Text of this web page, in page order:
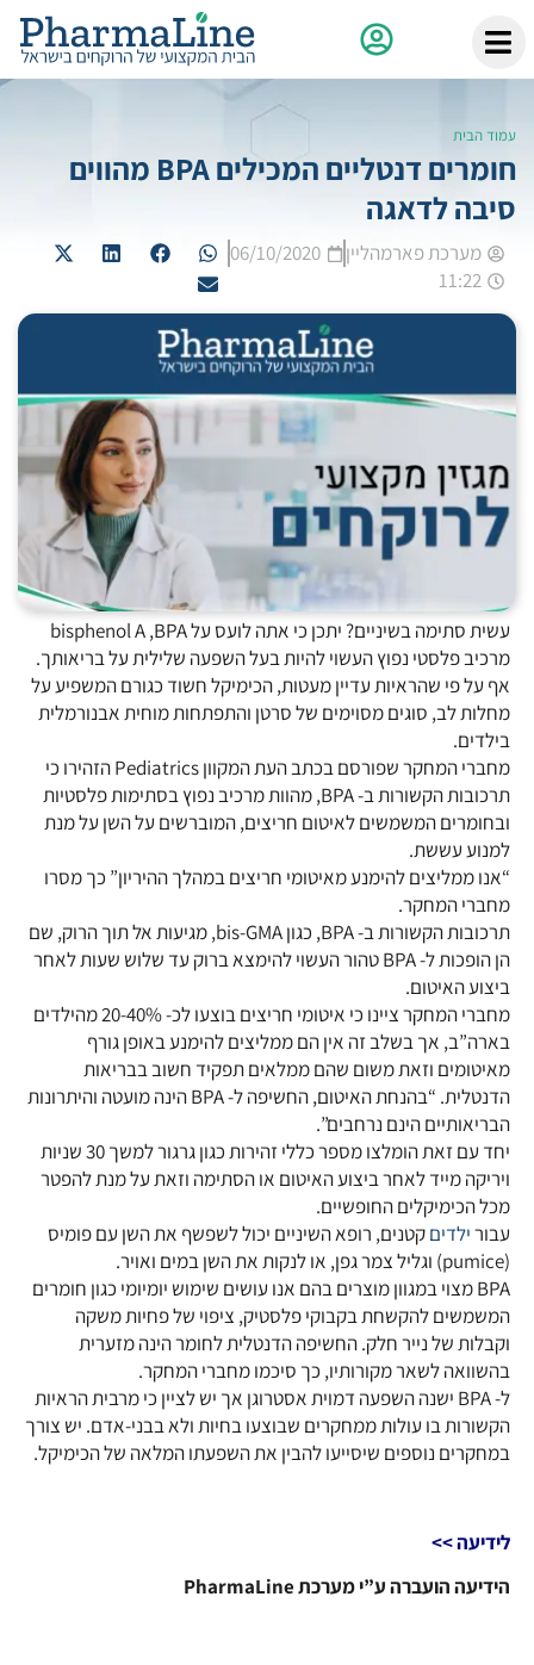
עמוד הבית
חומרים דנטליים המכילים BPA מהווים
סיבה לדאגה
מערכת פארמהליין
06/10/2020
11:22
עשית סתימה בשיניים? יתכן כי אתה לועס על bisphenol A ,BPA
מרכיב פלסטי נפוץ העשוי להיות בעל השפעה שלילית על בריאותך.
אף על פי שהראיות עדיין מעטות, הכימיקל חשוד כגורם המשפיע על
מחלות לב, סוגים מסוימים של סרטן והתפתחות מוחית אבנורמלית
בילדים.
מחברי המחקר שפורסם בכתב העת המקוון Pediatrics הזהירו כי
תרכובות הקשורות ב- BPA, מהוות מרכיב נפוץ בסתימות פלסטיות
ובחומרים המשמשים לאיטום חריצים, המוברשים על השן על מנת
למנוע עששת.
“אנו ממליצים להימנע מאיטומי חריצים במהלך ההיריון” כך מסרו
מחברי המחקר.
תרכובות הקשורות ב- BPA, כגון bis-GMA, מגיעות אל תוך הרוק, שם
הן הופכות ל- BPA טהור העשוי להימצא ברוק עד שלוש שעות לאחר
ביצוע האיטום.
מחברי המחקר ציינו כי איטומי חריצים בוצעו לכ- 20-40% מהילדים
בארה”ב, אך בשלב זה אין הם ממליצים להימנע באופן גורף
מאיטומים וזאת משום שהם ממלאים תפקיד חשוב בבריאות
הדנטלית. “בהנחת האיטום, החשיפה ל- BPA הינה מועטה והיתרונות
הבריאותיים הינם נרחבים”.
יחד עם זאת הומלצו מספר כללי זהירות כגון גרגור למשך 30 שניות
ויריקה מייד לאחר ביצוע האיטום או הסתימה וזאת על מנת להפטר
מכל הכימיקלים החופשיים.
עבורילדיםקטנים, רופא השיניים יכול לשפשף את השן עם פומיס
(pumice) וגליל צמר גפן, או לנקות את השן במים ואויר.
BPA מצוי במגוון מוצרים בהם אנו עושים שימוש יומיומי כגון חומרים
המשמשים להקשחת בקבוקי פלסטיק, ציפוי של פחיות משקה
וקבלות של נייר חלק. החשיפה הדנטלית לחומר הינה מזערית
בהשוואה לשאר מקורותיו, כך סיכמו מחברי המחקר.
ל- BPA ישנה השפעה דמוית אסטרוגן אך יש לציין כי מרבית הראיות
הקשורות בו עולות ממחקרים שבוצעו בחיות ולא בבני-אדם. יש צורך
במחקרים נוספים שיסייעו להבין את השפעתו המלאה של הכימיקל.
לידיעה >>
הידיעה הועברה ע”י מערכת PharmaLine